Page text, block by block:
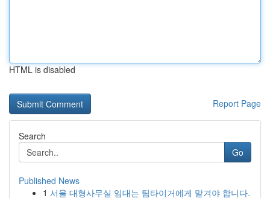
HTML is disabled
Report Page
Search
Go
Published News
1 서울 대형사무실 임대는 팀타이거에게 맡겨야 합니다.